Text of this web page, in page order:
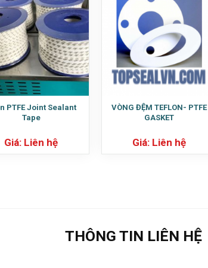
PTFE Joint Sealant
Tape
Giá: Liên hệ
VÒNG ĐỆM TEFLON- PTFE
GASKET
Giá: Liên hệ
THÔNG TIN LIÊN HỆ